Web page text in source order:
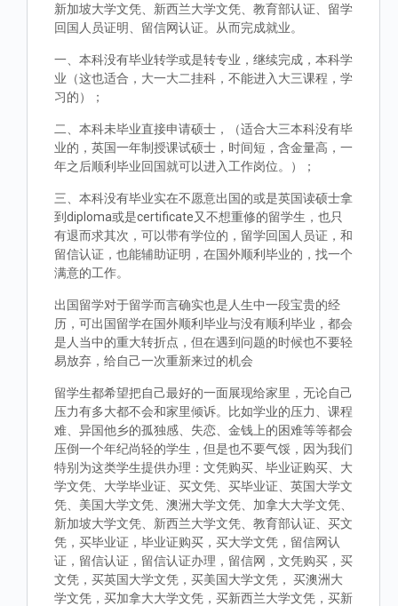
新加坡大学文凭、新西兰大学文凭、教育部认证、留学
回国人员证明、留信网认证。从而完成就业。
一、本科没有毕业转学或是转专业，继续完成，本科学
业（这也适合，大一大二挂科，不能进入大三课程，学
习的）；
二、本科未毕业直接申请硕士，（适合大三本科没有毕
业的，英国一年制授课试硕士，时间短，含金量高，一
年之后顺利毕业回国就可以进入工作岗位。）；
三、本科没有毕业实在不愿意出国的或是英国读硕士拿
到diploma或是certificate又不想重修的留学生，也只
有退而求其次，可以带有学位的，留学回国人员证，和
留信认证，也能辅助证明，在国外顺利毕业的，找一个
满意的工作。
出国留学对于留学而言确实也是人生中一段宝贵的经
历，可出国留学在国外顺利毕业与没有顺利毕业，都会
是人当中的重大转折点，但在遇到问题的时候也不要轻
易放弃，给自己一次重新来过的机会
留学生都希望把自己最好的一面展现给家里，无论自己
压力有多大都不会和家里倾诉。比如学业的压力、课程
难、异国他乡的孤独感、失恋、金钱上的困难等等都会
压倒一个年纪尚轻的学生，但是也不要气馁，因为我们
特别为这类学生提供办理：文凭购买、毕业证购买、大
学文凭、大学毕业证、买文凭、买毕业证、英国大学文
凭、美国大学文凭、澳洲大学文凭、加拿大大学文凭、
新加坡大学文凭、新西兰大学文凭、教育部认证、买文
凭，买毕业证，毕业证购买，买大学文凭，留信网认
证，留信认证，留信认证办理，留信网，文凭购买，买
文凭，买英国大学文凭，买美国大学文凭， 买澳洲大
学文凭，买加拿大大学文凭，买新西兰大学文凭，买新